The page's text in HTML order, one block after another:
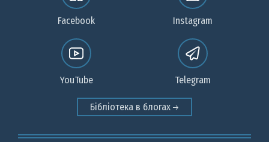
Facebook Instagram
YouTube Telegram
Бібліотека в блогах